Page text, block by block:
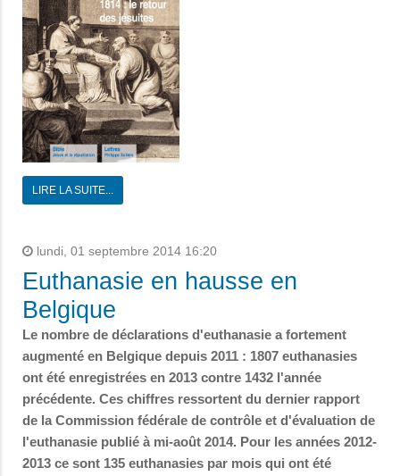
LIRE LA SUITE...
lundi, 01 septembre 2014 16:20
Euthanasie en hausse en
Belgique
Le nombre de déclarations d'euthanasie a fortement
augmenté en Belgique depuis 2011 : 1807 euthanasies
ont été enregistrées en 2013 contre 1432 l'année
précédente. Ces chiffres ressortent du dernier rapport
de la Commission fédérale de contrôle et d'évaluation de
l'euthanasie publié à mi-août 2014. Pour les années 2012-
2013 ce sont 135 euthanasies par mois qui ont été